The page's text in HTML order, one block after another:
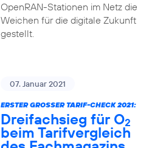
OpenRAN-Stationen im Netz die
Weichen für die digitale Zukunft
gestellt.
07. Januar 2021
ERSTER GROSSER TARIF-CHECK 2021:
Dreifachsieg für O2
beim Tarifvergleich